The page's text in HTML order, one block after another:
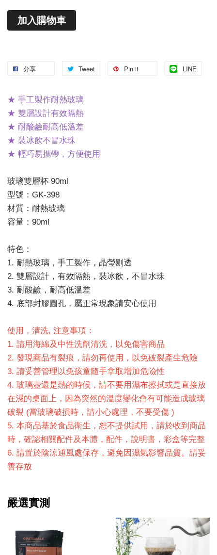
加入購物車
分享 Tweet Pin it LINE
★ 手工製作耐熱玻璃
★ 雙層設計有效隔熱
★ 耐酸鹼耐高低溫差
★ 裝冰飲不冒水珠
★ 輕巧易攜帶，方便使用
玻璃雙層杯 90ml
型號：GK-398
材質：耐熱玻璃
容量：90ml
特色：
1. 耐熱玻璃，手工製作，晶瑩剔透
2. 雙層設計，有效隔熱，裝冰飲，不冒水珠
3. 耐酸鹼，耐高低溫差
4. 底部封膠圓孔，屬正常現象請安心使用
使用，清洗, 注意事項：
1. 請用海綿及中性洗劑清洗，以免傷害商品
2. 發現商品有裂痕，請勿再使用，以免破裂產生危險
3. 請妥善管理以免孩童隨手拿取增加危險性
4. 玻璃壺還是熱的時候，請不要用濕布擦拭或是直接放
在濕的桌面上，因為突然的溫度變化會有可能造成玻璃
破裂 (當玻璃破損時，請小心處理，不要受傷 )
5. 本商品基於食品衛生，恕不提供試用，請於收到商品
時，確認相關配件及本體，配件，說明書，彩盒等完整
6. 請置於陰涼通風處保存，避免因濕氣影響品質。請妥
善存放
嚴選實測